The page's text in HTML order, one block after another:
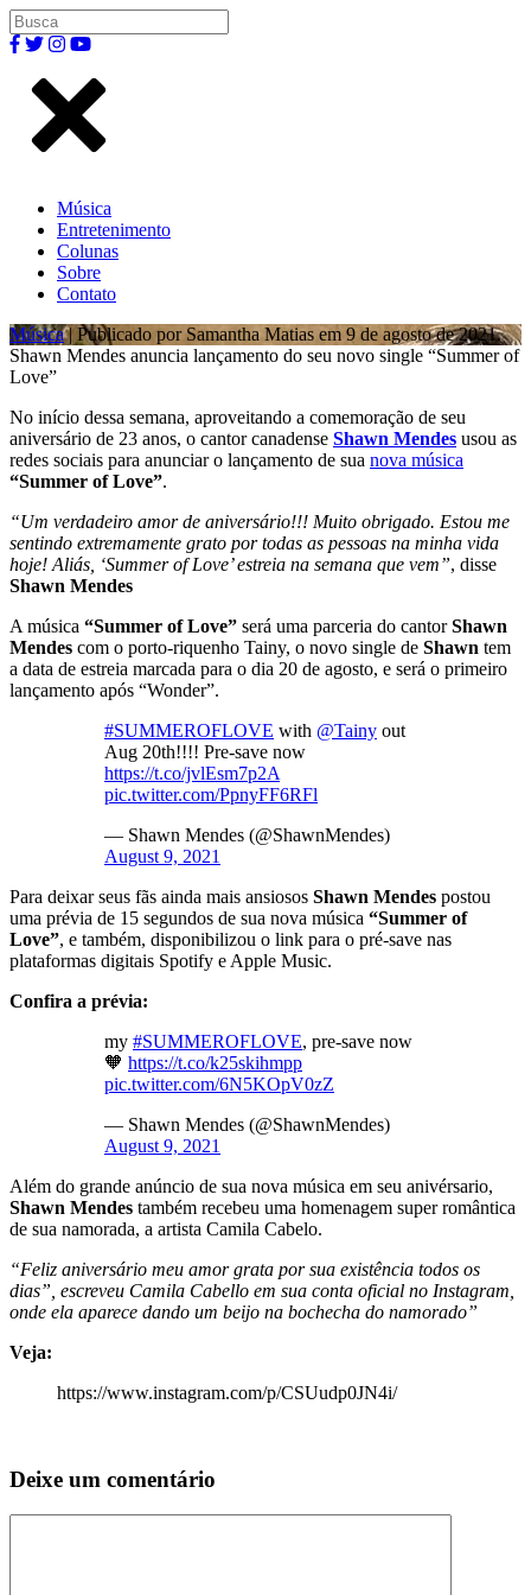
Música
Entretenimento
Colunas
Sobre
Contato
Música| Publicado por Samantha Matias em 9 de agosto de 2021.
Shawn Mendes anuncia lançamento do seu novo single “Summer of
Love”
No início dessa semana, aproveitando a comemoração de seu
aniversário de 23 anos, o cantor canadense Shawn Mendes usou as
redes sociais para anunciar o lançamento de sua nova música
“Summer of Love”.
“Um verdadeiro amor de aniversário!!! Muito obrigado. Estou me
sentindo extremamente grato por todas as pessoas na minha vida
hoje! Aliás, ‘Summer of Love’ estreia na semana que vem”, disse
Shawn Mendes
A música “Summer of Love” será uma parceria do cantorShawn
Mendes com o porto-riquenho Tainy, o novo single de Shawn tem
a data de estreia marcada para o dia 20 de agosto, e será o primeiro
lançamento após “Wonder”.
#SUMMEROFLOVE with @Tainy out
Aug 20th!!!! Pre-save now
https://t.co/jvlEsm7p2A
pic.twitter.com/PpnyFF6RFl
— Shawn Mendes (@ShawnMendes)
August 9, 2021
Para deixar seus fãs ainda mais ansiosos Shawn Mendes postou
uma prévia de 15 segundos de sua nova música “Summer of
Love”, e também, disponibilizou o link para o pré-save nas
plataformas digitais Spotify e Apple Music.
Confira a prévia:
my #SUMMEROFLOVE, pre-save now
🧡 https://t.co/k25skihmpp
pic.twitter.com/6N5KOpV0zZ
— Shawn Mendes (@ShawnMendes)
August 9, 2021
Além do grande anúncio de sua nova música em seu anivérsario,
Shawn Mendes também recebeu uma homenagem super romântica
de sua namorada, a artista Camila Cabelo.
“Feliz aniversário meu amor grata por sua existência todos os
dias”, escreveu Camila Cabello em sua conta oficial no Instagram,
onde ela aparece dando um beijo na bochecha do namorado”
Veja:
https://www.instagram.com/p/CSUudp0JN4i/
Deixe um comentário